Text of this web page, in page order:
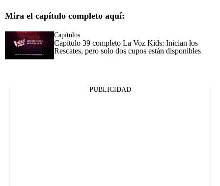
Mira el capítulo completo aquí:
Capítulos
Capítulo 39 completo La Voz Kids: Inician los
Rescates, pero solo dos cupos están disponibles
PUBLICIDAD